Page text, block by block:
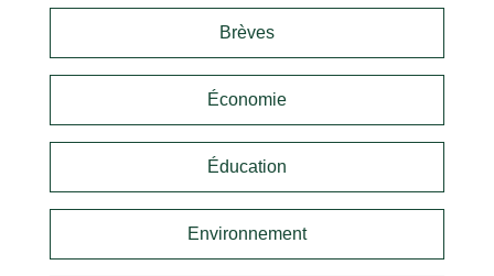
Brèves
Économie
Éducation
Environnement